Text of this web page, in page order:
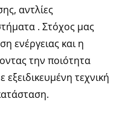
αντλίες
. Στόχος μας
ενέργειας και η
την ποιότητα
τεχνική